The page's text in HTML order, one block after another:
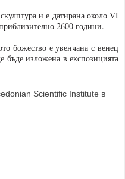
и е датирана около VI
2600 години.
божество е увенчана с венец
бъде изложена в експозицията
Scientific Institute в